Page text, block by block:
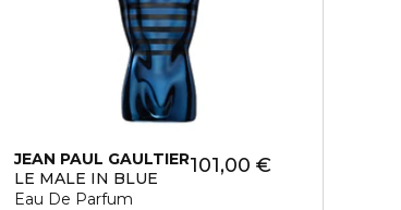
JEAN PAUL GAULTIER
LE MALE IN BLUE
Eau De Parfum
101,00 €